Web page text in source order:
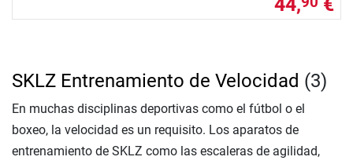
SKLZ Entrenamiento de Velocidad (3)
En muchas disciplinas deportivas como el fútbol o el
boxeo, la velocidad es un requisito. Los aparatos de
entrenamiento de SKLZ como las escaleras de agilidad,